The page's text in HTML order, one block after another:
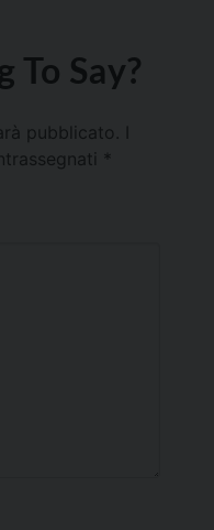
To Say?
pubblicato.
*